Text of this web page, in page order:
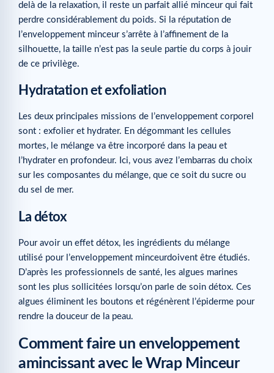
delà de la relaxation, il reste un parfait allié minceur qui fait
perdre considérablement du poids. Si la réputation de
l’enveloppement minceur s’arrête à l’affinement de la
silhouette, la taille n’est pas la seule partie du corps à jouir
de ce privilège.
Hydratation et exfoliation
Les deux principales missions de l’enveloppement corporel
sont : exfolier et hydrater. En dégommant les cellules
mortes, le mélange va être incorporé dans la peau et
l’hydrater en profondeur. Ici, vous avez l’embarras du choix
sur les composantes du mélange, que ce soit du sucre ou
du sel de mer.
La détox
Pour avoir un effet détox, les ingrédients du mélange
utilisé pour l’enveloppement minceurdoivent être étudiés.
D’après les professionnels de santé, les algues marines
sont les plus sollicitées lorsqu’on parle de soin détox. Ces
algues éliminent les boutons et régénèrent l’épiderme pour
rendre la douceur de la peau.
Comment faire un enveloppement
amincissant avec le Wrap Minceur